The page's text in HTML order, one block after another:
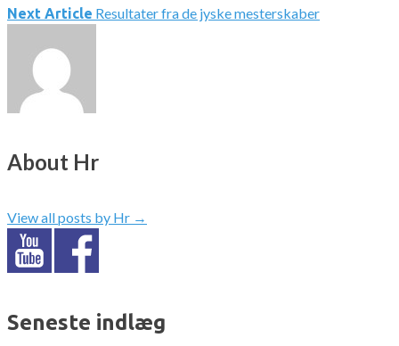
Next Article Resultater fra de jyske mesterskaber
About Hr
View all posts by Hr →
Seneste indlæg